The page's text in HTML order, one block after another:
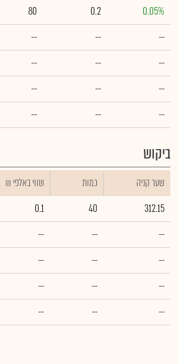
0.05%
0.2
80
--
--
--
--
--
--
--
--
--
--
--
--
ביקוש
שער קניה כמות ₪ שווי באלפי
312.15
40
0.1
--
--
--
--
--
--
--
--
--
--
--
--